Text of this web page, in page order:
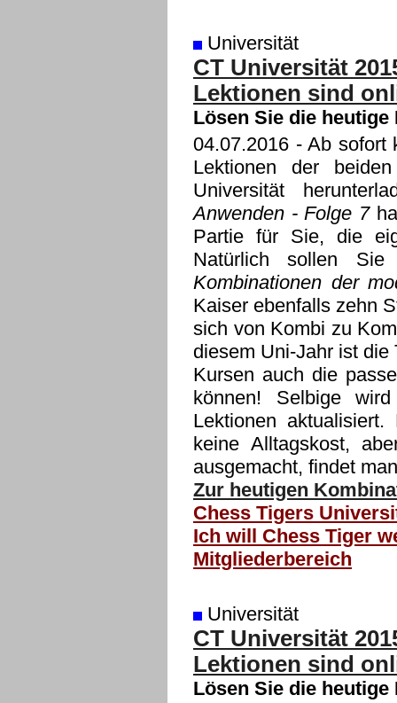
Universität
CT Universität
Lektionen sind
Lösen Sie die
04.07.2016 - Ab sofort
Lektionen der
Universität
Anwenden - Folge 7
Partie für Sie, die
Natürlich sollen
Kombinationen der
Kaiser ebenfalls zehn
sich von Kombi zu
diesem Uni-Jahr ist
Kursen auch die
können! Selbige
Lektionen
keine Alltagskost,
ausgemacht, findet
Zur heutigen
Chess Tigers
Ich will Chess Tiger
Mitgliederbereich
Universität
CT Universität
Lektionen sind
Lösen Sie die